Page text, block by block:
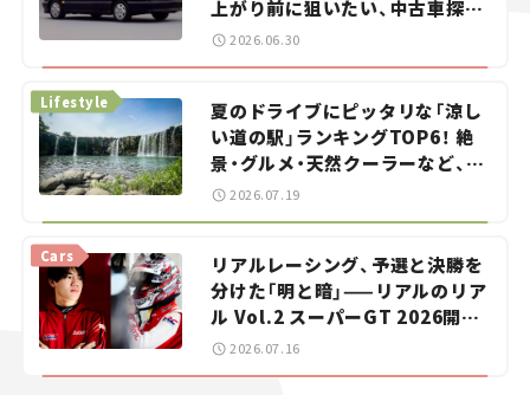
上がり前に狙いたい、中古車探し
をお手伝い――ちょっとイケてるマ
イカー選び #02
2026.06.30
夏のドライブにピッタリな「涼し
い道の駅」ランキングTOP6！ 絶
景・グルメ・天然クーラーなど、避
暑におすすめのスポットを紹介
Lifestyle
2026.07.19
リアルレーシング、予選と決勝を
分けた「明と暗」——リアルのリア
ル Vol.2 スーパーGT 2026開幕
戦 岡山国際サーキット
Cars
2026.07.16